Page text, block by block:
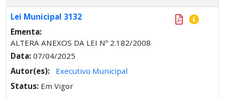
Lei Municipal 3132
Ementa:
ALTERA ANEXOS DA LEI Nº 2.182/2008
Data: 07/04/2025
Autor(es):
Executivo Municipal
Status: Em Vigor